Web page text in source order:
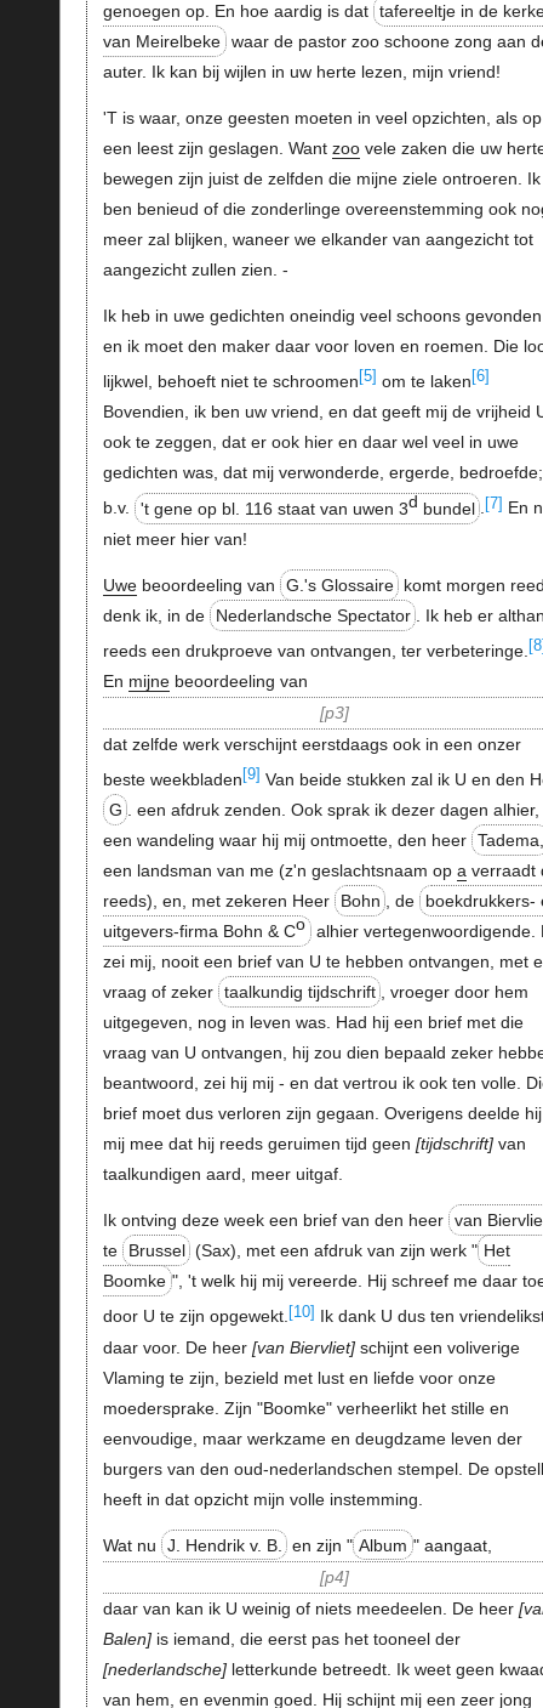
genoegen op. En hoe aardig is dat tafereeltje in de
van Meirelbeke waar de pastor zoo schoone zong aan
auter. Ik kan bij wijlen in uw herte lezen, mijn vriend!
'T is waar, onze geesten moeten in veel opzichten, als op
een leest zijn geslagen. Want zoovele zaken die uw
bewegen zijn juist de zelfden die mijne ziele ontroeren. Ik
ben benieud of die zonderlinge overeenstemming ook
meer zal blijken, waneer we elkander van aangezicht tot
aangezicht zullen zien. -
Ik heb in uwe gedichten oneindig veel schoons
en ik moet den maker daar voor loven en roemen. Die
lijkwel, behoeft niet te schroomen [5] om te laken [6]
Bovendien, ik ben uw vriend, en dat geeft mij de vrijheid
ook te zeggen, dat er ook hier en daar wel veel in uwe
gedichten was, dat mij verwonderde, ergerde, bedroefde;
b.v.
't gene op bl. 116 staat van uwen 3d bundel . [7] En
niet meer hier van!
Uwebeoordeeling van G.'s Glossaire komt morgen
denk ik, in de
Nederlandsche Spectator
. Ik heb er
reeds een drukproeve van ontvangen, ter verbeteringe.
En mijnebeoordeeling van
p3
dat zelfde werk verschijnt eerstdaags ook in een onzer
beste weekbladen [9] Van beide stukken zal ik U en den
G . een afdruk zenden. Ook sprak ik dezer dagen
een wandeling waar hij mij ontmoette, den heer Tadema,
een landsman van me (z'n geslachtsnaam op averraadt
reeds), en, met zekeren Heer
Bohn , de boekdrukkers-
uitgevers-firma Bohn & Co alhier vertegenwoordigende.
zei mij, nooit een brief van U te hebben ontvangen, met
vraag of zeker taalkundig tijdschrift , vroeger door hem
uitgegeven, nog in leven was. Had hij een brief met die
vraag van U ontvangen, hij zou dien bepaald zeker
beantwoord, zei hij mij - en dat vertrou ik ook ten volle.
brief moet dus verloren zijn gegaan. Overigens deelde hij
mij mee dat hij reeds geruimen tijd geen tijdschrift van
taalkundigen aard, meer uitgaf.
Ik ontving deze week een brief van den heer van
te
Brussel (Sax), met een afdruk van zijn werk " Het
Boomke ", 't welk hij mij vereerde. Hij schreef me daar
door U te zijn opgewekt. [10] Ik dank U dus ten
daar voor. De heer van Biervliet schijnt een voliverige
Vlaming te zijn, bezield met lust en liefde voor onze
moedersprake. Zijn "Boomke" verheerlikt het stille en
eenvoudige, maar werkzame en deugdzame leven der
burgers van den oud-nederlandschen stempel. De
heeft in dat opzicht mijn volle instemming.
Wat nu J. Hendrik v. B. en zijn " Album " aangaat,
p4
daar van kan ik U weinig of niets meedeelen. De heer
Balen is iemand, die eerst pas het tooneel der
nederlandsche letterkunde betreedt. Ik weet geen
van hem, en evenmin goed. Hij schijnt mij een zeer jong